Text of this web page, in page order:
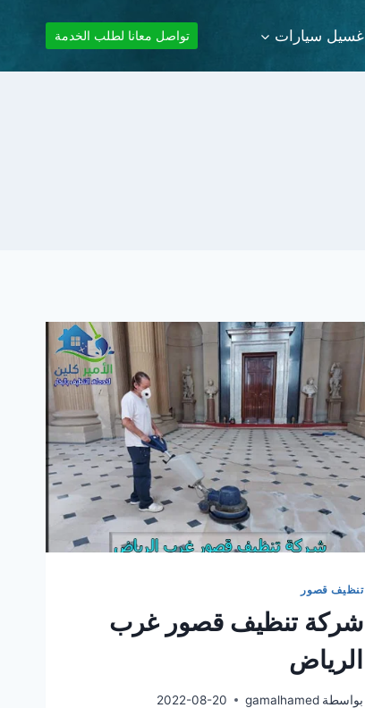
غسيل سيارات تواصل معانا لطلب الخدمة
تنظيف قصور
شركة تنظيف قصور غرب
الرياض
بواسطة gamalhamed
2022-08-20